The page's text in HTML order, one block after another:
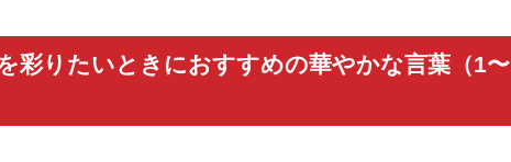
彩りたいときにおすすめの華やかな言葉（1〜